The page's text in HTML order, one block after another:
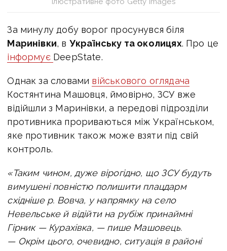
За минулу добу ворог просунувся біля
Маринівки, в Українську та околицях. Про це
інформує DeepState.
Однак за словами військового оглядача
Костянтина Машовця, ймовірно, ЗСУ вже
відійшли з Маринівки, а передові підрозділи
противника прориваються між Українськом,
яке противник також може взяти під свій
контроль.
«Таким чином, дуже вірогідно, що ЗСУ будуть
вимушені повністю полишити плацдарм
східніше р. Вовча, у напрямку на село
Невельське й відійти на рубіж принаймні
Гірник — Курахівка, — пише Машовець.
— Окрім цього, очевидно, ситуація в районі